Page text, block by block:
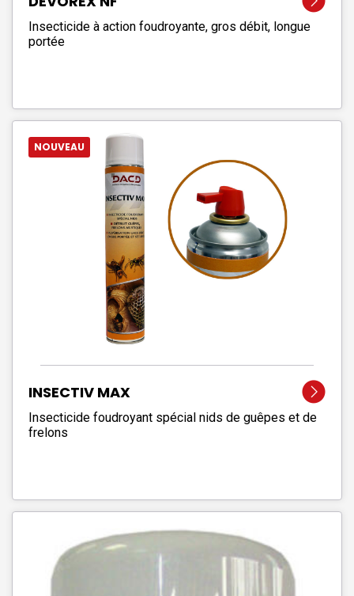
Insecticide à action foudroyante, gros débit, longue
portée
NOUVEAU
INSECTIV MAX
Insecticide foudroyant spécial nids de guêpes et de
frelons